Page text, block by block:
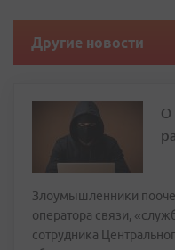
Другие новости
О
Злоумышленники
оператора связи,
сотрудника